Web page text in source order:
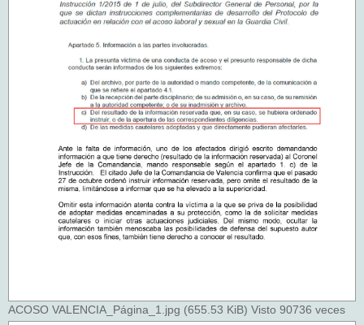
ACOSO VALENCIA_Página_1.jpg (655.53 KiB) Visto 90736 veces